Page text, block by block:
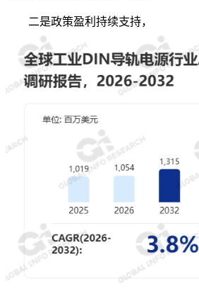
二是政策盈利持续支持，